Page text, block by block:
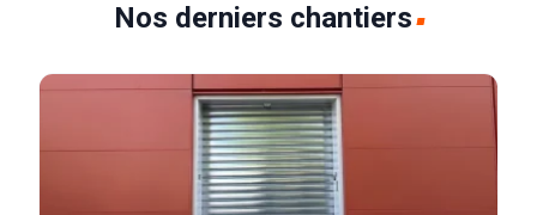
Nos derniers chantiers